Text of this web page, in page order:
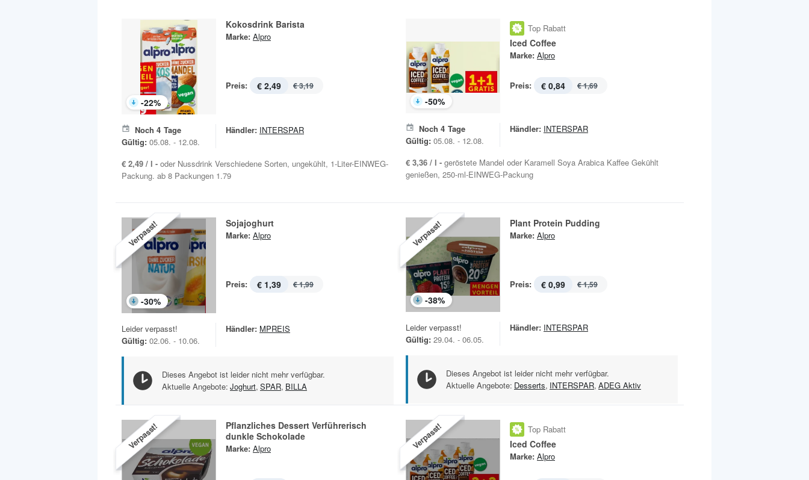
-22%
Kokosdrink Barista
Marke: Alpro
Preis: € 2,49 € 3,19
Noch 4 Tage
Gültig: 05.08. - 12.08.
Händler: INTERSPAR
€ 2,49 / l - oder Nussdrink Verschiedene Sorten, ungekühlt, 1-Liter-EINWEG-
Packung. ab 8 Packungen 1.79
-50%
Top Rabatt
Iced Coffee
Marke: Alpro
Preis: € 0,84 € 1,69
Noch 4 Tage
Gültig: 05.08. - 12.08.
Händler: INTERSPAR
€ 3,36 / l - geröstete Mandel oder Karamell Soya Arabica Kaffee Gekühlt
genießen, 250-ml-EINWEG-Packung
Verpasst!
-30%
Sojajoghurt
Marke: Alpro
Preis: € 1,39 € 1,99
Leider verpasst!
Gültig: 02.06. - 10.06.
Händler: MPREIS
Dieses Angebot ist leider nicht mehr verfügbar.
Aktuelle Angebote: Joghurt, SPAR, BILLA
Verpasst!
-38%
Plant Protein Pudding
Marke: Alpro
Preis: € 0,99 € 1,59
Leider verpasst!
Gültig: 29.04. - 06.05.
Händler: INTERSPAR
Dieses Angebot ist leider nicht mehr verfügbar.
Aktuelle Angebote: Desserts, INTERSPAR, ADEG Aktiv
Verpasst!
Pflanzliches Dessert Verführerisch
dunkle Schokolade
Marke: Alpro Verpasst! Top Rabatt
Iced Coffee
Marke: Alpro